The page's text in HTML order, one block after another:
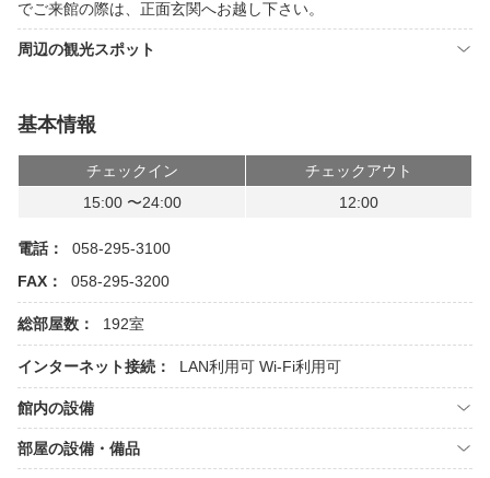
でご来館の際は、正面玄関へお越し下さい。
周辺の観光スポット
基本情報
チェックイン
チェックアウト
15:00 〜24:00
12:00
電話：
058-295-3100
FAX：
058-295-3200
総部屋数： 192室
インターネット接続： LAN利用可 Wi-Fi利用可
館内の設備
部屋の設備・備品